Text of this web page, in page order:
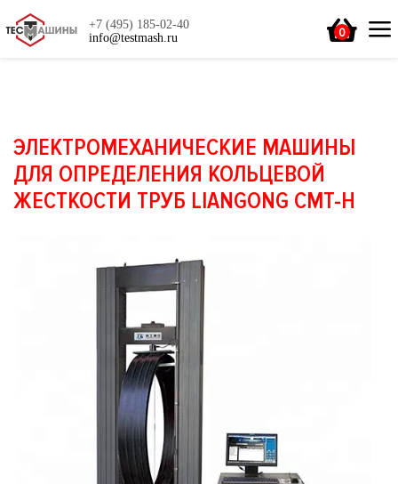
+7 (495) 185-02-40
info@testmash.ru
0
ЭЛЕКТРОМЕХАНИЧЕСКИЕ МАШИНЫ
ДЛЯ ОПРЕДЕЛЕНИЯ КОЛЬЦЕВОЙ
ЖЕСТКОСТИ ТРУБ LIANGONG CMT-H